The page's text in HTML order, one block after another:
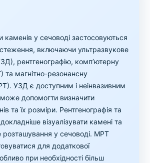
каменів у сечоводі застосовуються
включаючи ультразвукове
рентгенографію, комп’ютерну
та магнітно-резонансну
УЗД є доступним і неінвазивним
допомогти визначити
та їх розміри. Рентгенографія та
візуалізувати камені та
розташування у сечоводі. МРТ
для додаткової
при необхідності більш